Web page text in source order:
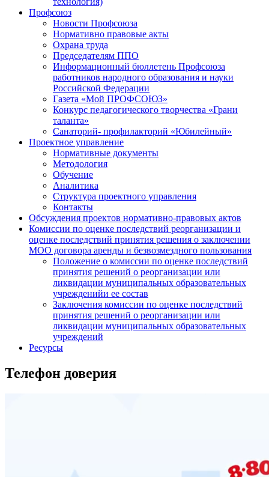
Профсоюз
Новости Профсоюза
Нормативно правовые акты
Охрана труда
Председателям ППО
Информационный бюллетень Профсоюза
работников народного образования и науки
Российской Федерации
Газета «Мой ПРОФСОЮЗ»
Конкурс педагогического творчества «Грани
таланта»
Санаторий- профилакторий «Юбилейный»
Проектное управление
Нормативные документы
Методология
Обучение
Аналитика
Структура проектного управления
Контакты
Обсуждения проектов нормативно-правовых актов
Комиссии по оценке последствий реорганизации и
оценке последствий принятия решения о заключении
МОО договора аренды и безвозмездного пользования
Положение о комиссии по оценке последствий
принятия решений о реорганизации или
ликвидации муниципальных образовательных
учрежденийи ее состав
Заключения комиссии по оценке последствий
принятия решений о реорганизации или
ликвидации муниципальных образовательных
учреждений
Ресурсы
Телефон доверия